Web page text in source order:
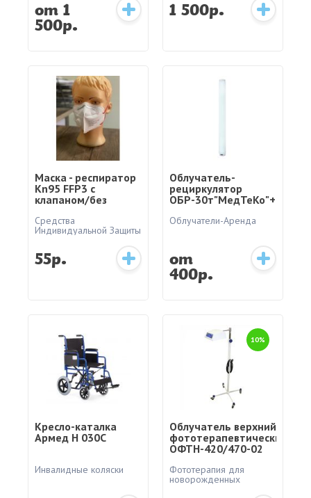
от 1
500р.
1 500р.
Маска - респиратор
Kn95 FFP3 с
клапаном/без
Средства
Индивидуальной Защиты
55р.
Облучатель-
рециркулятор
ОБР-
Облучатели-Аренда
от
400р.
Кресло-каталка
Армед H 030C
Инвалидные коляски
10%
Облучатель верхний
фототерапевтический
ОФТН-420/470-02
Фототерапия для
новорожденных